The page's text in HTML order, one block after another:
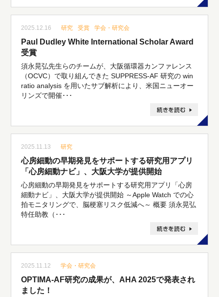
2025.12.16 研究 受賞 学会・研究会
Paul Dudley White International Scholar Award
受賞
須永晃弘先生らのチームが、大阪循環器カンファレンス
（OCVC）で取り組んできた SUPPRESS-AF 研究の win
ratio analysis を用いたサブ解析により、米国ニューオー
リンズで開催･･･
2025.11.13 研究
心房細動の早期発見をサポートする研究用アプリ
「心房細動ナビ」、大阪大学が提供開始
心房細動の早期発見をサポートする研究用アプリ「心房
細動ナビ」、大阪大学が提供開始 ～Apple Watch での心
拍モニタリングで、脳梗塞リスク低減へ～ 概要 須永晃弘
特任助教（･･･
2025.11.12 学会・研究会
OPTIMA-AF研究の成果が、AHA 2025で発表され
ました！